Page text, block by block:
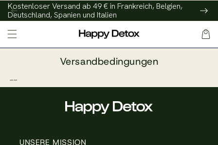
und zum
Inhalt
weitergehen
Kostenloser Versand ab 49 € in Frankreich, Belgien,
Deutschland, Spanien und Italien
Versandbedingungen
--
UNSERE MISSION